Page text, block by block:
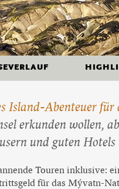
Camping auf Island
Island Urlaub
Island-Abenteuer
erkunden wollen,
und guten
Touren inklusive:
für das Mývatn-